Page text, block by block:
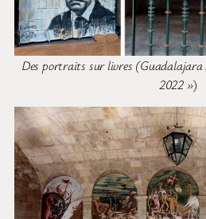
Des portraits sur livres
2022 »)